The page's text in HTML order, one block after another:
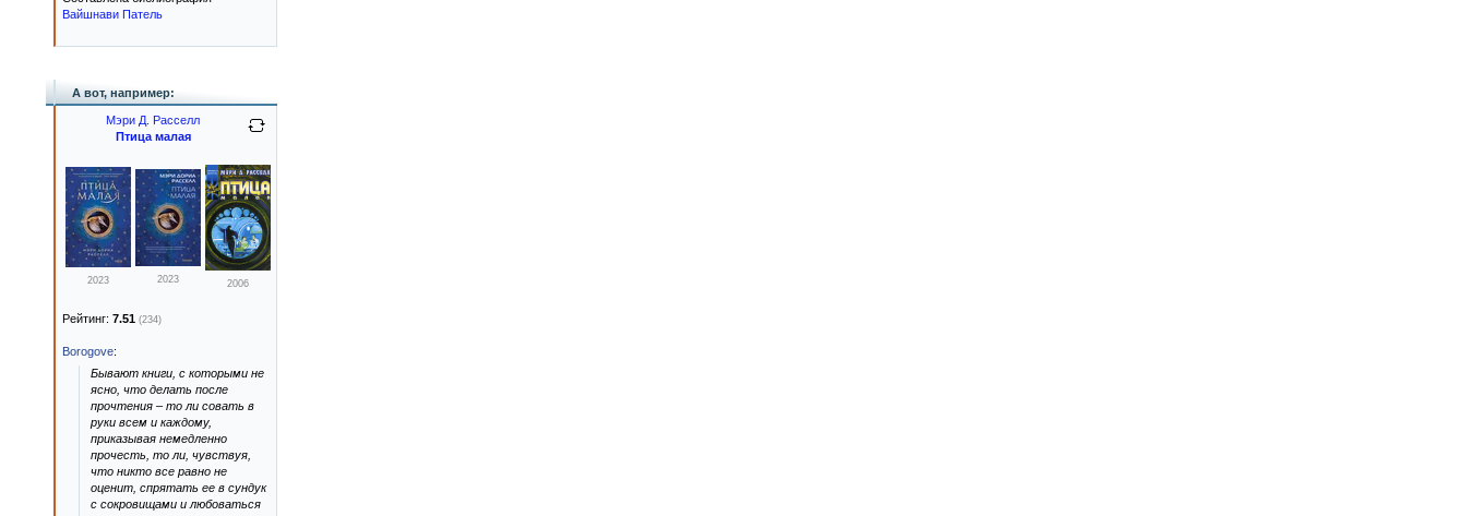
Вайшнави Патель
А вот, например:
Мэри Д. Расселл
Птица малая
2023 2023 2006
Рейтинг: 7.51 (234)
Borogove:
Бывают книги, с которыми не
ясно, что делать после
прочтения – то ли совать в
руки всем и каждому,
приказывая немедленно
прочесть, то ли, чувствуя,
что никто все равно не
оценит, спрятать ее в сундук
с сокровищами и любоваться